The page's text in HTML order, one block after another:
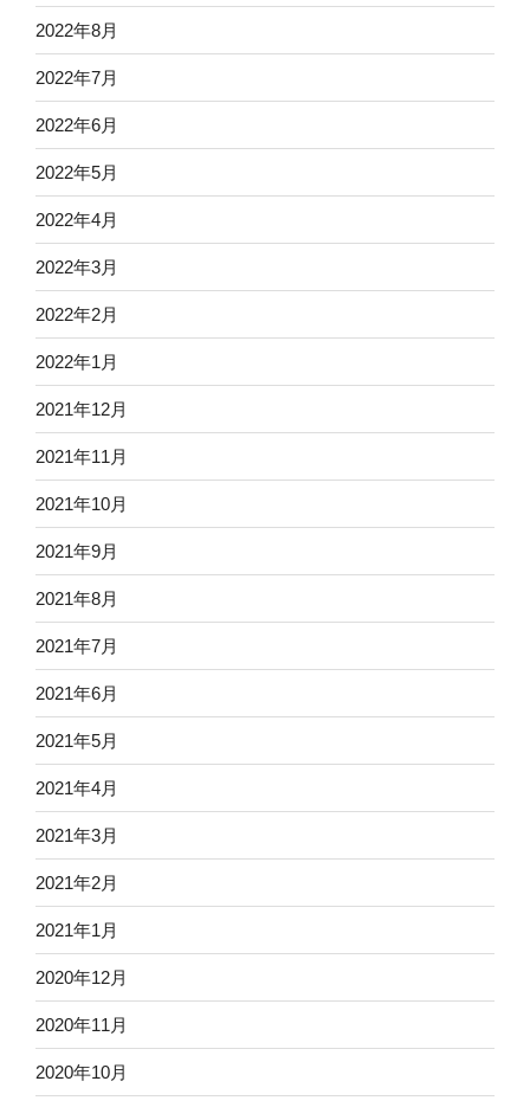
2022年8月
2022年7月
2022年6月
2022年5月
2022年4月
2022年3月
2022年2月
2022年1月
2021年12月
2021年11月
2021年10月
2021年9月
2021年8月
2021年7月
2021年6月
2021年5月
2021年4月
2021年3月
2021年2月
2021年1月
2020年12月
2020年11月
2020年10月